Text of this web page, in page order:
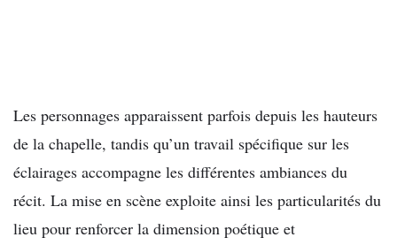
Les personnages apparaissent parfois depuis les hauteurs
de la chapelle, tandis qu’un travail spécifique sur les
éclairages accompagne les différentes ambiances du
récit. La mise en scène exploite ainsi les particularités du
lieu pour renforcer la dimension poétique et